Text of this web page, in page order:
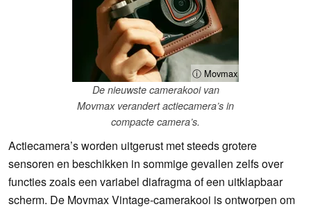
ⓘ Movmax
De nieuwste camerakooi van
Movmax verandert actiecamera’s in
compacte camera’s.
Actiecamera’s worden uitgerust met steeds grotere
sensoren en beschikken in sommige gevallen zelfs over
functies zoals een variabel diafragma of een uitklapbaar
scherm. De Movmax Vintage-camerakooi is ontworpen om